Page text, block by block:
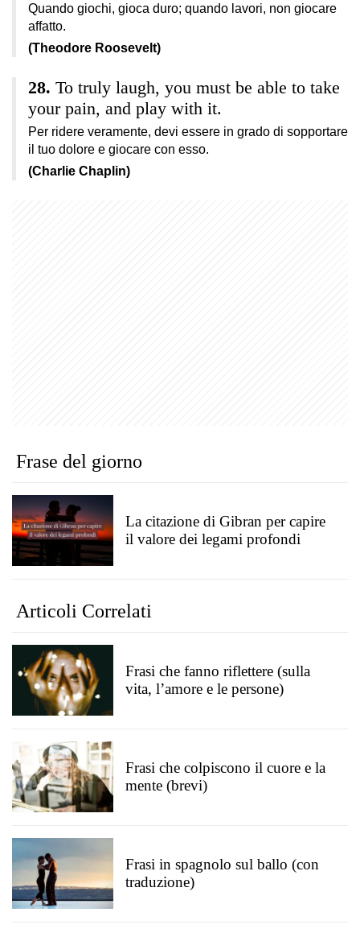
Quando giochi, gioca duro; quando lavori, non giocare
affatto.
(Theodore Roosevelt)
To truly laugh, you must be able to take
your pain, and play with it.
Per ridere veramente, devi essere in grado di sopportare
il tuo dolore e giocare con esso.
(Charlie Chaplin)
Frase del giorno
La citazione di Gibran per capire
il valore dei legami profondi
Articoli Correlati
Frasi che fanno riflettere (sulla
vita, l’amore e le persone)
Frasi che colpiscono il cuore e la
mente (brevi)
Frasi in spagnolo sul ballo (con
traduzione)